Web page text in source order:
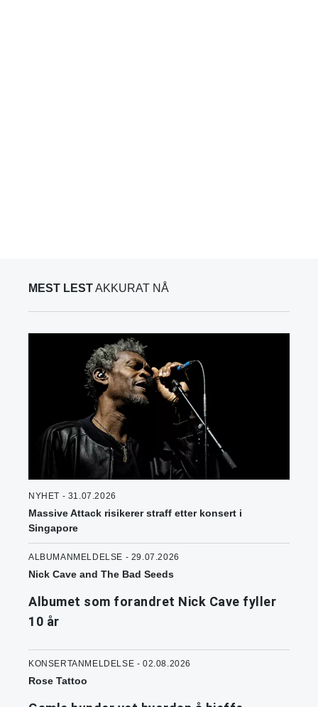
MEST LESTAKKURAT NÅ
NYHET - 31.07.2026
Massive Attack risikerer straff etter konsert i
Singapore
ALBUMANMELDELSE - 29.07.2026
Nick Cave and The Bad Seeds
Albumet som forandret Nick Cave fyller
10 år
KONSERTANMELDELSE - 02.08.2026
Rose Tattoo